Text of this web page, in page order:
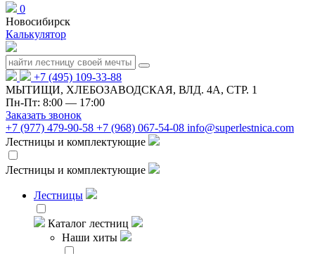
0
Новосибирск
Калькулятор
+7 (495) 109-33-88
МЫТИЩИ, ХЛЕБОЗАВОДСКАЯ, ВЛД. 4А, СТР. 1
Пн-Пт: 8:00 — 17:00
Заказать звонок
+7 (977) 479-90-58 +7 (968) 067-54-08 info@superlestnica.com
Лестницы и комплектующие
Лестницы и комплектующие
Лестницы
Каталог лестниц
Наши хиты